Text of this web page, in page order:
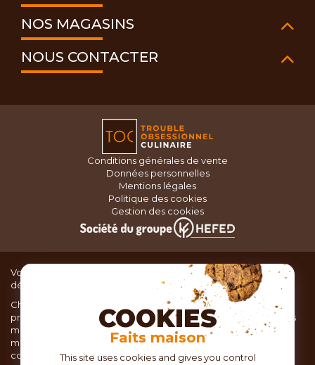
NOS MAGASINS
NOUS CONTACTER
Conditions générales de vente
Données personnelles
Mentions légales
Politique des cookies
Gestion des cookies
Vous recherchez du matériel de cuisine pour concocter de
délicieux plats ou des pâtisseries dignes d’un grand chef ?
Chez TOC, boutique d’ustensiles de cuisine, nous vous
proposons une large sélection de produits issus des meilleures
marques de matériel de cuisine: Ustensiles de pâtisserie,
matériel de cuisson, service de table, ustensiles de cuisine,
coutellerie, set picnic.
COOKIES
Faits maison
This site uses cookies and gives you control